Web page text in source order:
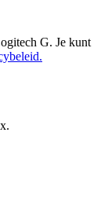
G. Je kunt